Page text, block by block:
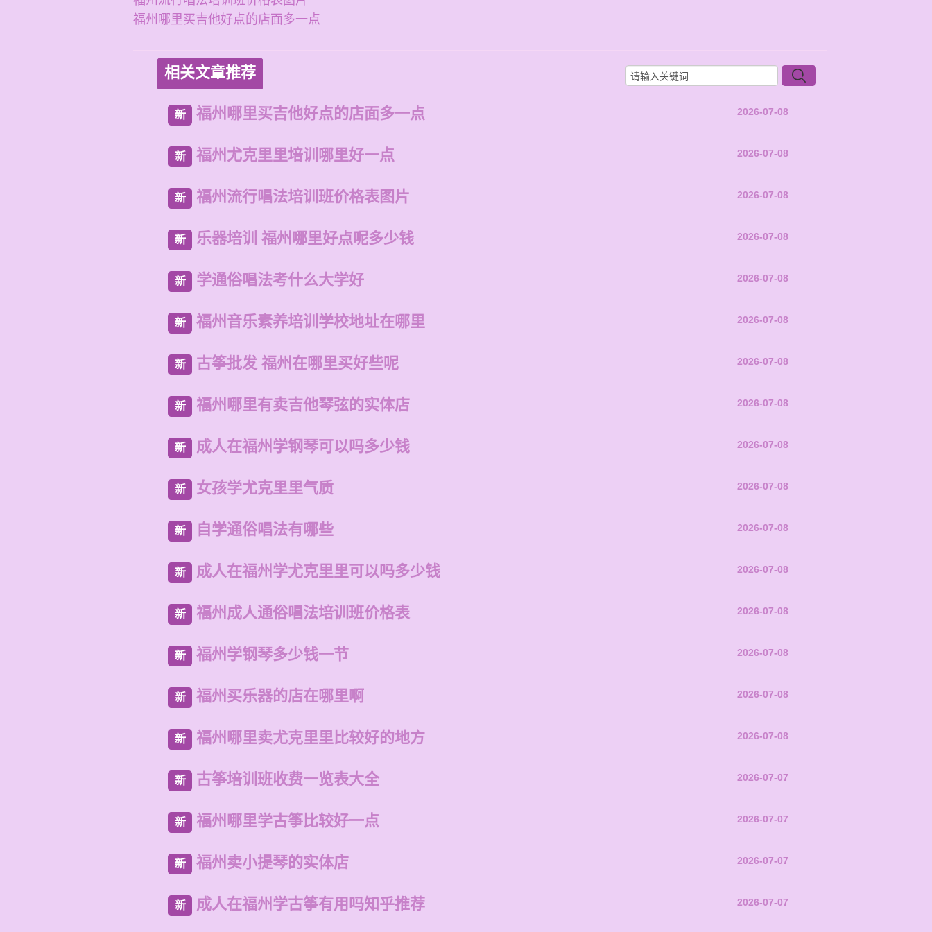
福州哪里买吉他好点的店面多一点
相关文章推荐
新 福州哪里买吉他好点的店面多一点 2026-07-08
新 福州尤克里里培训哪里好一点 2026-07-08
新 福州流行唱法培训班价格表图片 2026-07-08
新 乐器培训 福州哪里好点呢多少钱 2026-07-08
新 学通俗唱法考什么大学好 2026-07-08
新 福州音乐素养培训学校地址在哪里 2026-07-08
新 古筝批发 福州在哪里买好些呢 2026-07-08
新 福州哪里有卖吉他琴弦的实体店 2026-07-08
新 成人在福州学钢琴可以吗多少钱 2026-07-08
新 女孩学尤克里里气质 2026-07-08
新 自学通俗唱法有哪些 2026-07-08
新 成人在福州学尤克里里可以吗多少钱 2026-07-08
新 福州成人通俗唱法培训班价格表 2026-07-08
新 福州学钢琴多少钱一节 2026-07-08
新 福州买乐器的店在哪里啊 2026-07-08
新 福州哪里卖尤克里里比较好的地方 2026-07-08
新 古筝培训班收费一览表大全 2026-07-07
新 福州哪里学古筝比较好一点 2026-07-07
新 福州卖小提琴的实体店 2026-07-07
新 成人在福州学古筝有用吗知乎推荐 2026-07-07